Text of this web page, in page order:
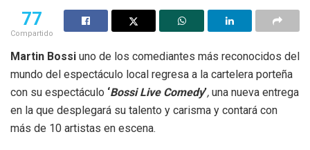
77
Compartido
Martin Bossi uno de los comediantes más reconocidos del
mundo del espectáculo local regresa a la cartelera porteña
con su espectáculo ‘Bossi Live Comedy’, una nueva entrega
en la que desplegará su talento y carisma y contará con
más de 10 artistas en escena.